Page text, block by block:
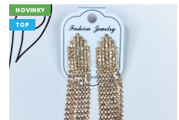
NOVINKY
TOP